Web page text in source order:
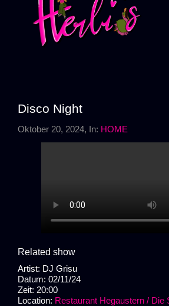
Disco Night
Oktober 20, 2024, In: HOME
Related show
Artist: DJ Grisu
Datum: 02/11/24
Zeit: 20:00
Location: Restaurant Hegaustern / Die